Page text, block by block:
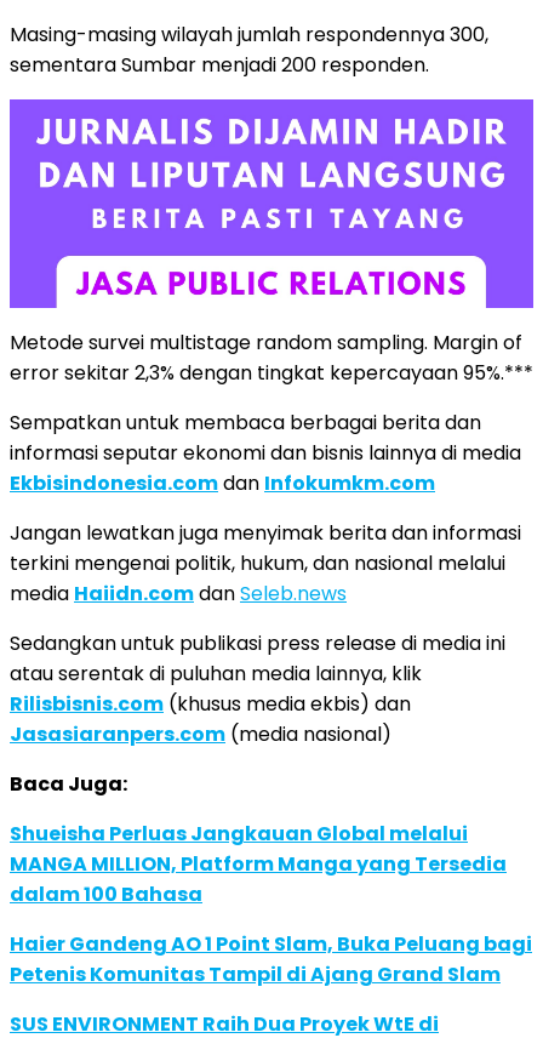
Masing-masing wilayah jumlah respondennya 300,
sementara Sumbar menjadi 200 responden.
Metode survei multistage random sampling. Margin of
error sekitar 2,3% dengan tingkat kepercayaan 95%.***
Sempatkan untuk membaca berbagai berita dan
informasi seputar ekonomi dan bisnis lainnya di media
Ekbisindonesia.comdan Infokumkm.com
Jangan lewatkan juga menyimak berita dan informasi
terkini mengenai politik, hukum, dan nasional melalui
media Haiidn.comdanSeleb.news
Sedangkan untuk publikasi press release di media ini
atau serentak di puluhan media lainnya, klik
Rilisbisnis.com (khusus media ekbis) dan
Jasasiaranpers.com (media nasional)
Baca Juga:
Shueisha Perluas Jangkauan Global melalui
MANGA MILLION, Platform Manga yang Tersedia
dalam 100 Bahasa
Haier Gandeng AO 1 Point Slam, Buka Peluang bagi
Petenis Komunitas Tampil di Ajang Grand Slam
SUS ENVIRONMENT Raih Dua Proyek WtE di